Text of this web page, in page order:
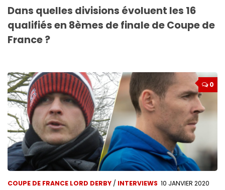
Dans quelles divisions évoluent les 16
qualifiés en 8èmes de finale de Coupe de
France ?
0
COUPE DE FRANCE LORD DERBY / INTERVIEWS 10 JANVIER 2020